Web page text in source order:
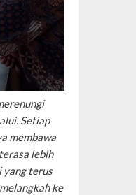
Setiap
membawa
lebih
yang terus
ke